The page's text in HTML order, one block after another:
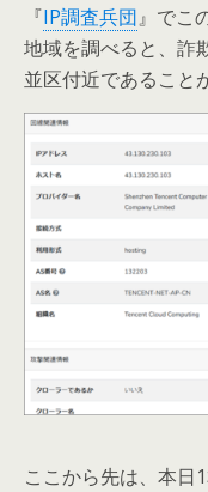
『IP調査兵団』でこ
地域を調べると、詐
並区付近であること
ここから先は、本日